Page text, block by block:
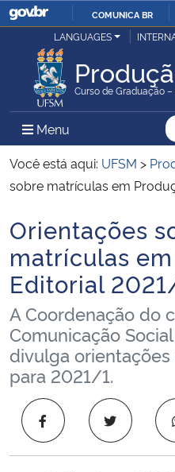
COMUNICA BR
Ministério da Justiça e Segurança
Ministério da Defesa
Ministério das Relações Exteriores
Ministério da Infraestrutura
Ministério da Agricultura, Pecuária e
Ministério da Educação
Ministério da Cidadania
Ministério da Saúde
Ministério de Minas e Energia
LANGUAGES
Curso de Graduação
Menu Menu Principal
Você está aqui: UFSM >
sobre matrículas em
Início do conteúdo
Orientações
matrículas
Editorial
A Coordenação do
Comunicação
divulga
para 2021/1.